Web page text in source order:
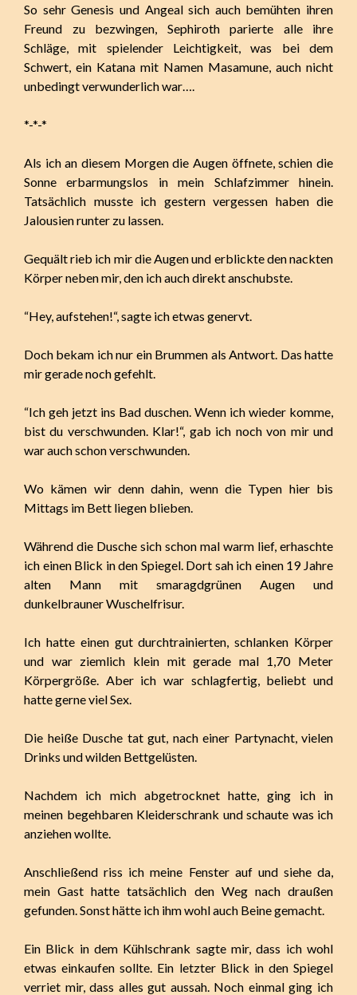
So sehr Genesis und Angeal sich auch bemühten ihren
Freund zu bezwingen, Sephiroth parierte alle ihre
Schläge, mit spielender Leichtigkeit, was bei dem
Schwert, ein Katana mit Namen Masamune, auch nicht
unbedingt verwunderlich war….
*-*-*
Als ich an diesem Morgen die Augen öffnete, schien die
Sonne erbarmungslos in mein Schlafzimmer hinein.
Tatsächlich musste ich gestern vergessen haben die
Jalousien runter zu lassen.
Gequält rieb ich mir die Augen und erblickte den nackten
Körper neben mir, den ich auch direkt anschubste.
“Hey, aufstehen!“, sagte ich etwas genervt.
Doch bekam ich nur ein Brummen als Antwort. Das hatte
mir gerade noch gefehlt.
“Ich geh jetzt ins Bad duschen. Wenn ich wieder komme,
bist du verschwunden. Klar!“, gab ich noch von mir und
war auch schon verschwunden.
Wo kämen wir denn dahin, wenn die Typen hier bis
Mittags im Bett liegen blieben.
Während die Dusche sich schon mal warm lief, erhaschte
ich einen Blick in den Spiegel. Dort sah ich einen 19 Jahre
alten Mann mit smaragdgrünen Augen und
dunkelbrauner Wuschelfrisur.
Ich hatte einen gut durchtrainierten, schlanken Körper
und war ziemlich klein mit gerade mal 1,70 Meter
Körpergröße. Aber ich war schlagfertig, beliebt und
hatte gerne viel Sex.
Die heiße Dusche tat gut, nach einer Partynacht, vielen
Drinks und wilden Bettgelüsten.
Nachdem ich mich abgetrocknet hatte, ging ich in
meinen begehbaren Kleiderschrank und schaute was ich
anziehen wollte.
Anschließend riss ich meine Fenster auf und siehe da,
mein Gast hatte tatsächlich den Weg nach draußen
gefunden. Sonst hätte ich ihm wohl auch Beine gemacht.
Ein Blick in dem Kühlschrank sagte mir, dass ich wohl
etwas einkaufen sollte. Ein letzter Blick in den Spiegel
verriet mir, dass alles gut aussah. Noch einmal ging ich